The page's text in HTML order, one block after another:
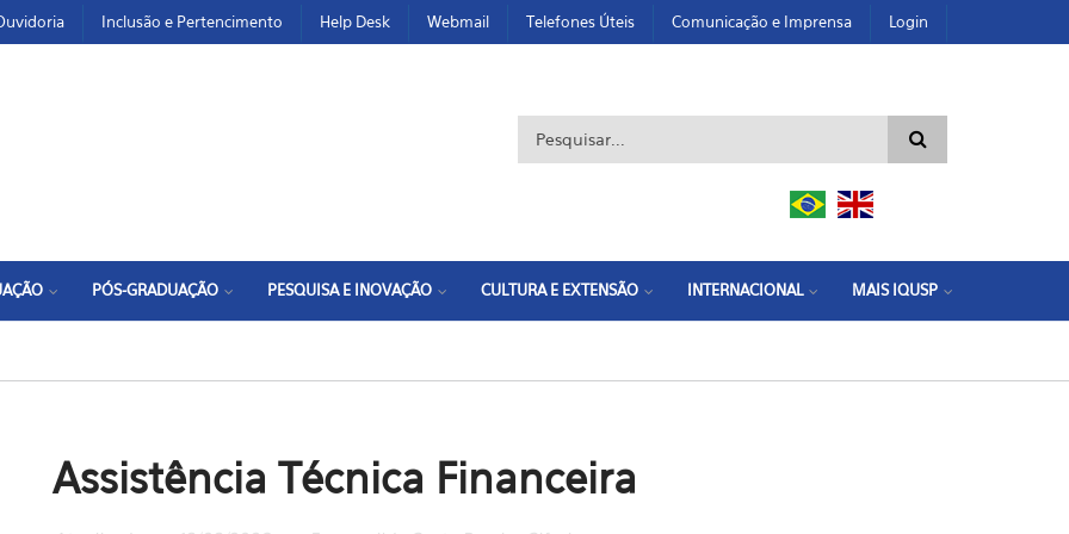
Inclusão e Pertencimento Help Desk Webmail Telefones Úteis Comunicação e Imprensa Login
Formulário de busca
PÓS-GRADUAÇÃO PESQUISA E INOVAÇÃO CULTURA E EXTENSÃO INTERNACIONAL MAIS IQUSP
Assistência Técnica Financeira